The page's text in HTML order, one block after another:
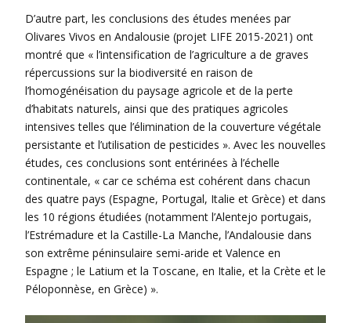
D’autre part, les conclusions des études menées par
Olivares Vivos en Andalousie (projet LIFE 2015-2021) ont
montré que « l’intensification de l’agriculture a de graves
répercussions sur la biodiversité en raison de
l’homogénéisation du paysage agricole et de la perte
d’habitats naturels, ainsi que des pratiques agricoles
intensives telles que l’élimination de la couverture végétale
persistante et l’utilisation de pesticides ». Avec les nouvelles
études, ces conclusions sont entérinées à l’échelle
continentale, « car ce schéma est cohérent dans chacun
des quatre pays (Espagne, Portugal, Italie et Grèce) et dans
les 10 régions étudiées (notamment l’Alentejo portugais,
l’Estrémadure et la Castille-La Manche, l’Andalousie dans
son extrême péninsulaire semi-aride et Valence en
Espagne ; le Latium et la Toscane, en Italie, et la Crète et le
Péloponnèse, en Grèce) ».